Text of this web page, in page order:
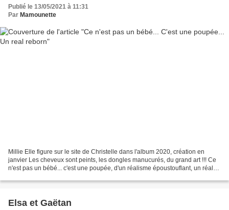
Publié le 13/05/2021 à 11:31
Par Mamounette
Millie Elle figure sur le site de Christelle dans l'album 2020, création en
janvier Les cheveux sont peints, les dongles manucurés, du grand art !!! Ce
n'est pas un bébé... c'est une poupée, d'un réalisme époustouflant, un réal
Elsa et Gaëtan